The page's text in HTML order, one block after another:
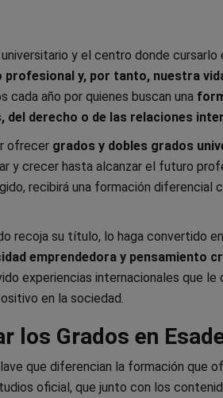
y el centro donde cursarlo
y, por tanto, nuestra
cada año por quienes buscan una
del derecho o de las relaciones
ofrecer grados y dobles grados
y crecer hasta alcanzar el futuro
recibirá una formación diferencial
recoja su título, lo haga convertido
emprendedora y pensamiento
experiencias internacionales que
en la sociedad.
los Grados en
que diferencian la formación que
oficial, que junto con los